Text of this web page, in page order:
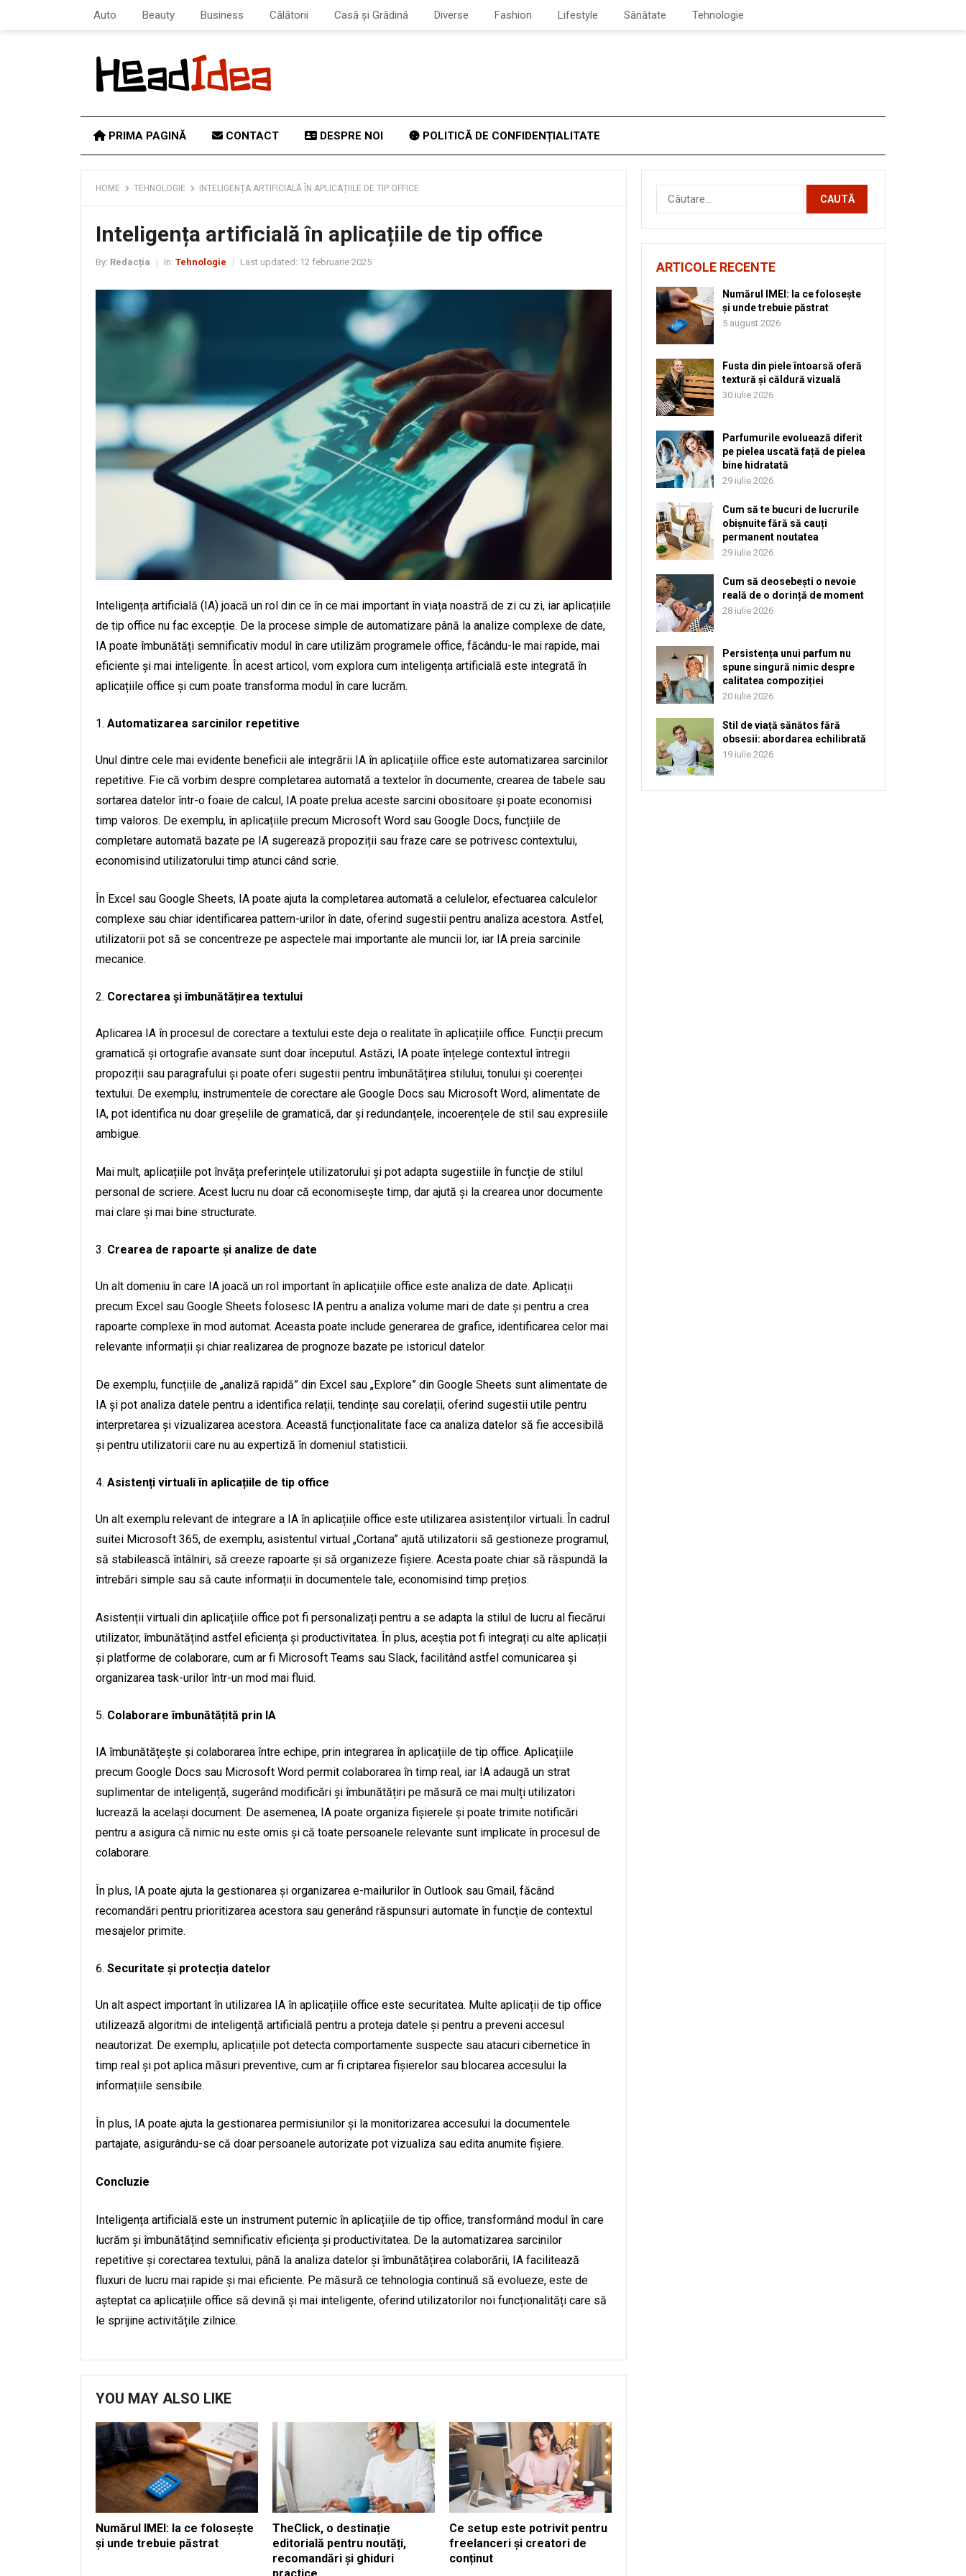
Auto Beauty Business Călătorii Casă și Grădină Diverse Fashion Lifestyle Sănătate Tehnologie
PRIMA PAGINĂ CONTACT DESPRE NOI POLITICĂ DE CONFIDENȚIALITATE
HOME TEHNOLOGIE INTELIGENȚA ARTIFICIALĂ ÎN APLICAȚIILE DE TIP OFFICE
Inteligența artificială în aplicațiile de tip office
By: Redacția In: Tehnologie Last updated: 12 februarie 2025
Inteligența artificială (IA) joacă un rol din ce în ce mai important în viața noastră de zi cu zi, iar aplicațiile
de tip office nu fac excepție. De la procese simple de automatizare până la analize complexe de date,
IA poate îmbunătăți semnificativ modul în care utilizăm programele office, făcându-le mai rapide, mai
eficiente și mai inteligente. În acest articol, vom explora cum inteligența artificială este integrată în
aplicațiile office și cum poate transforma modul în care lucrăm.
Automatizarea sarcinilor repetitive
Unul dintre cele mai evidente beneficii ale integrării IA în aplicațiile office este automatizarea sarcinilor
repetitive. Fie că vorbim despre completarea automată a textelor în documente, crearea de tabele sau
sortarea datelor într-o foaie de calcul, IA poate prelua aceste sarcini obositoare și poate economisi
timp valoros. De exemplu, în aplicațiile precum Microsoft Word sau Google Docs, funcțiile de
completare automată bazate pe IA sugerează propoziții sau fraze care se potrivesc contextului,
economisind utilizatorului timp atunci când scrie.
În Excel sau Google Sheets, IA poate ajuta la completarea automată a celulelor, efectuarea calculelor
complexe sau chiar identificarea pattern-urilor în date, oferind sugestii pentru analiza acestora. Astfel,
utilizatorii pot să se concentreze pe aspectele mai importante ale muncii lor, iar IA preia sarcinile
mecanice.
Corectarea și îmbunătățirea textului
Aplicarea IA în procesul de corectare a textului este deja o realitate în aplicațiile office. Funcții precum
gramatică și ortografie avansate sunt doar începutul. Astăzi, IA poate înțelege contextul întregii
propoziții sau paragrafului și poate oferi sugestii pentru îmbunătățirea stilului, tonului și coerenței
textului. De exemplu, instrumentele de corectare ale Google Docs sau Microsoft Word, alimentate de
IA, pot identifica nu doar greșelile de gramatică, dar și redundanțele, incoerențele de stil sau expresiile
ambigue.
Mai mult, aplicațiile pot învăța preferințele utilizatorului și pot adapta sugestiile în funcție de stilul
personal de scriere. Acest lucru nu doar că economisește timp, dar ajută și la crearea unor documente
mai clare și mai bine structurate.
Crearea de rapoarte și analize de date
Un alt domeniu în care IA joacă un rol important în aplicațiile office este analiza de date. Aplicații
precum Excel sau Google Sheets folosesc IA pentru a analiza volume mari de date și pentru a crea
rapoarte complexe în mod automat. Aceasta poate include generarea de grafice, identificarea celor mai
relevante informații și chiar realizarea de prognoze bazate pe istoricul datelor.
De exemplu, funcțiile de „analiză rapidă” din Excel sau „Explore” din Google Sheets sunt alimentate de
IA și pot analiza datele pentru a identifica relații, tendințe sau corelații, oferind sugestii utile pentru
interpretarea și vizualizarea acestora. Această funcționalitate face ca analiza datelor să fie accesibilă
și pentru utilizatorii care nu au expertiză în domeniul statisticii.
Asistenți virtuali în aplicațiile de tip office
Un alt exemplu relevant de integrare a IA în aplicațiile office este utilizarea asistenților virtuali. În cadrul
suitei Microsoft 365, de exemplu, asistentul virtual „Cortana” ajută utilizatorii să gestioneze programul,
să stabilească întâlniri, să creeze rapoarte și să organizeze fișiere. Acesta poate chiar să răspundă la
întrebări simple sau să caute informații în documentele tale, economisind timp prețios.
Asistenții virtuali din aplicațiile office pot fi personalizați pentru a se adapta la stilul de lucru al fiecărui
utilizator, îmbunătățind astfel eficiența și productivitatea. În plus, aceștia pot fi integrați cu alte aplicații
și platforme de colaborare, cum ar fi Microsoft Teams sau Slack, facilitând astfel comunicarea și
organizarea task-urilor într-un mod mai fluid.
Colaborare îmbunătățită prin IA
IA îmbunătățește și colaborarea între echipe, prin integrarea în aplicațiile de tip office. Aplicațiile
precum Google Docs sau Microsoft Word permit colaborarea în timp real, iar IA adaugă un strat
suplimentar de inteligență, sugerând modificări și îmbunătățiri pe măsură ce mai mulți utilizatori
lucrează la același document. De asemenea, IA poate organiza fișierele și poate trimite notificări
pentru a asigura că nimic nu este omis și că toate persoanele relevante sunt implicate în procesul de
colaborare.
În plus, IA poate ajuta la gestionarea și organizarea e-mailurilor în Outlook sau Gmail, făcând
recomandări pentru prioritizarea acestora sau generând răspunsuri automate în funcție de contextul
mesajelor primite.
Securitate și protecția datelor
Un alt aspect important în utilizarea IA în aplicațiile office este securitatea. Multe aplicații de tip office
utilizează algoritmi de inteligență artificială pentru a proteja datele și pentru a preveni accesul
neautorizat. De exemplu, aplicațiile pot detecta comportamente suspecte sau atacuri cibernetice în
timp real și pot aplica măsuri preventive, cum ar fi criptarea fișierelor sau blocarea accesului la
informațiile sensibile.
În plus, IA poate ajuta la gestionarea permisiunilor și la monitorizarea accesului la documentele
partajate, asigurându-se că doar persoanele autorizate pot vizualiza sau edita anumite fișiere.
Concluzie
Inteligența artificială este un instrument puternic în aplicațiile de tip office, transformând modul în care
lucrăm și îmbunătățind semnificativ eficiența și productivitatea. De la automatizarea sarcinilor
repetitive și corectarea textului, până la analiza datelor și îmbunătățirea colaborării, IA facilitează
fluxuri de lucru mai rapide și mai eficiente. Pe măsură ce tehnologia continuă să evolueze, este de
așteptat ca aplicațiile office să devină și mai inteligente, oferind utilizatorilor noi funcționalități care să
le sprijine activitățile zilnice.
YOU MAY ALSO LIKE
Numărul IMEI: la ce folosește
și unde trebuie păstrat
TheClick, o destinație
editorială pentru noutăți,
recomandări și ghiduri
Ce setup este potrivit pentru
freelanceri și creatori de
conținut
Caută
după:
ARTICOLE RECENTE
Numărul IMEI: la ce folosește
și unde trebuie păstrat
5 august 2026
Fusta din piele întoarsă oferă
textură și căldură vizuală
30 iulie 2026
Parfumurile evoluează diferit
pe pielea uscată față de pielea
bine hidratată
29 iulie 2026
Cum să te bucuri de lucrurile
obișnuite fără să cauți
permanent noutatea
29 iulie 2026
Cum să deosebești o nevoie
reală de o dorință de moment
28 iulie 2026
Persistența unui parfum nu
spune singură nimic despre
calitatea compoziției
20 iulie 2026
Stil de viață sănătos fără
obsesii: abordarea echilibrată
19 iulie 2026